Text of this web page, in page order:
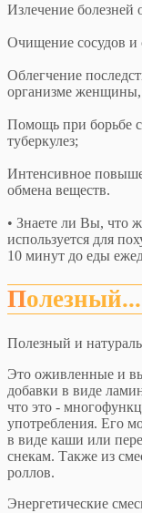
Излечение болезней
Очищение сосудов и
Облегчение
организме женщины,
Помощь при борьбе
туберкулез;
Интенсивное
обмена веществ.
• Знаете ли Вы, что
используется для
10 минут до еды
Полезный и
Это оживленные и
добавки в виде
что это -
употребления. Его
в виде каши или
снекам. Также из
роллов.
Энергетические